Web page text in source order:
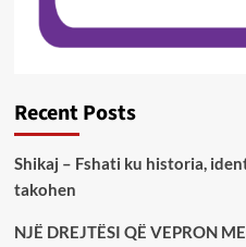
Recent Posts
Shikaj – Fshati ku historia,
takohen
NJË DREJTËSI QË VEPRON